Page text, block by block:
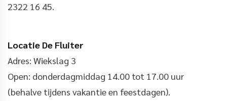
2322 16 45.
Locatie De Fluiter
Adres: Wiekslag 3
Open: donderdagmiddag 14.00 tot 17.00 uur
(behalve tijdens vakantie en feestdagen).